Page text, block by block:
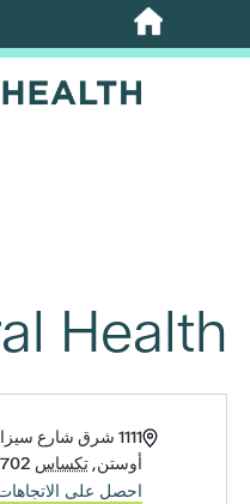
تخطي
Health
العنوان
1111 شرق شارع سيزار شافيز 1111
أوستن,تكساس
احصل على